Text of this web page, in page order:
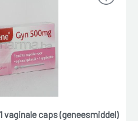
vaginale caps (geneesmiddel)